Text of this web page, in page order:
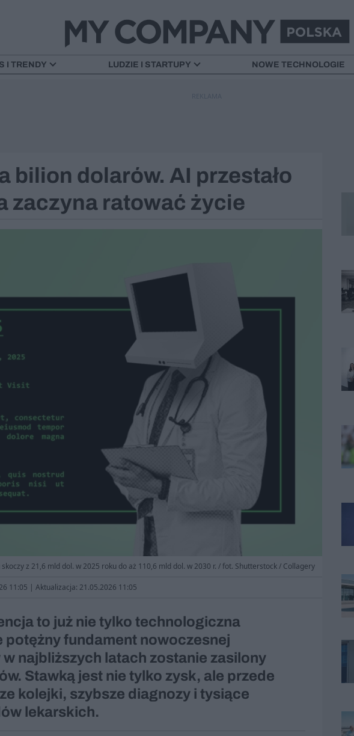
I TRENDY LUDZIE I STARTUPY NOWE TECHNOLOGIE
bilion dolarów. AI przestało
zaczyna ratować życie
z 21,6 mld dol. w 2025 roku do aż 110,6 mld dol. w 2030 r. / fot. Shutterstock / Collagery
11:05 | Aktualizacja: 21.05.2026 11:05
to już nie tylko technologiczna
potężny fundament nowoczesnej
najbliższych latach zostanie zasilony
Stawką jest nie tylko zysk, ale przede
kolejki, szybsze diagnozy i tysiące
lekarskich.